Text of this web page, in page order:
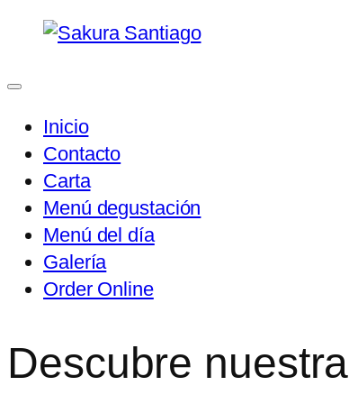
Saltar
contenido
Inicio
Contacto
Carta
Menú degustación
Menú del día
Galería
Order Online
Descubre